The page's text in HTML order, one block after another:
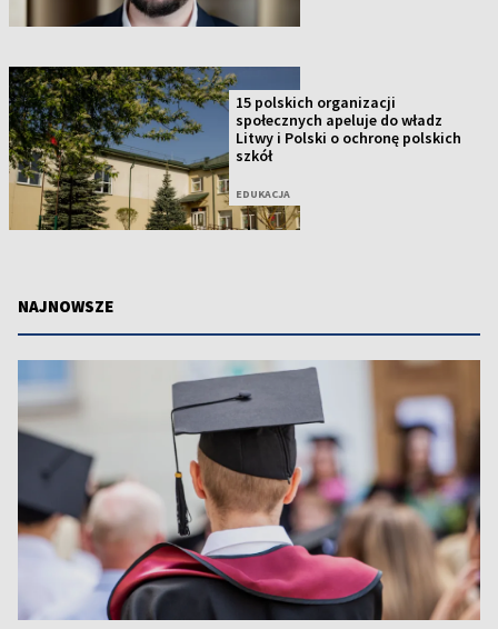
15 polskich organizacji
społecznych apeluje do władz
Litwy i Polski o ochronę polskich
szkół
EDUKACJA
NAJNOWSZE